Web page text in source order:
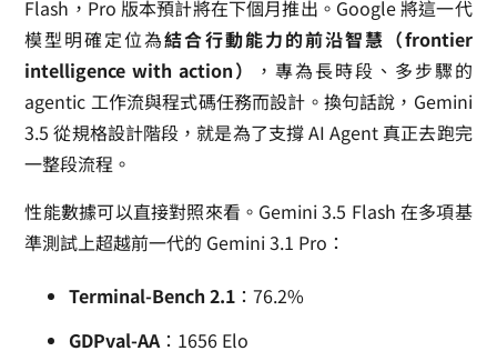
Flash，Pro 版本預計將在下個月推出。Google 將這一代
模型明確定位為結合行動能力的前沿智慧（frontier
intelligence with action）
，專為長時段、多步驟的
agentic 工作流與程式碼任務而設計。換句話說，Gemini
3.5 從規格設計階段，就是為了支撐 AI Agent 真正去跑完
一整段流程。
性能數據可以直接對照來看。Gemini 3.5 Flash 在多項基
準測試上超越前一代的 Gemini 3.1 Pro：
Terminal-Bench 2.1 ：76.2%
GDPval-AA：1656 Elo